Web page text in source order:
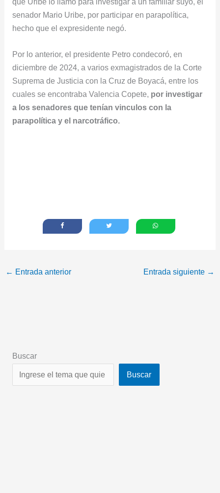
senador Mario Uribe, por participar en parapolítica,
hecho que el expresidente negó.
Por lo anterior, el presidente Petro condecoró, en
diciembre de 2024, a varios exmagistrados de la Corte
Suprema de Justicia con la Cruz de Boyacá, entre los
cuales se encontraba Valencia Copete, por investigar
a los senadores que tenían vinculos con la
parapolítica y el narcotráfico.
← Entrada anterior Entrada siguiente →
Buscar
Buscar